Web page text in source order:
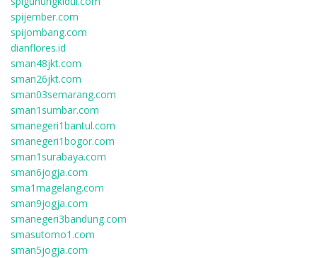
spijember.com
spijombang.com
dianflores.id
sman48jkt.com
sman26jkt.com
sman03semarang.com
sman1sumbar.com
smanegeri1bantul.com
smanegeri1bogor.com
sman1surabaya.com
sman6jogja.com
sma1magelang.com
sman9jogja.com
smanegeri3bandung.com
smasutomo1.com
sman5jogja.com